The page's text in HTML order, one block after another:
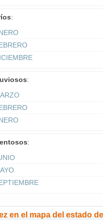
:
:
:
en el mapa del estado